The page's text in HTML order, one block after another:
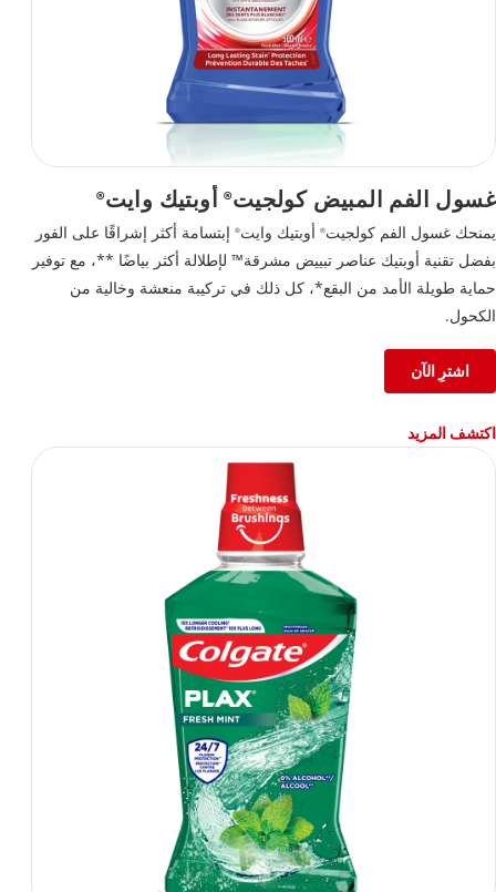
غسول الفم المبيض كولجيت®أوبتيك وايت®
يمنحك غسول الفم كولجيت® أوبتيك وايت® إبتسامة أكثر إشراقًا على الفور
بفضل تقنية أوبتيك عناصر تبييض مشرقة™ لإطلالة أكثر بياضًا **، مع توفير
حماية طويلة الأمد من البقع*، كل ذلك في تركيبة منعشة وخالية من
الكحول.
اشترِ الآن
اكتشف المزيد